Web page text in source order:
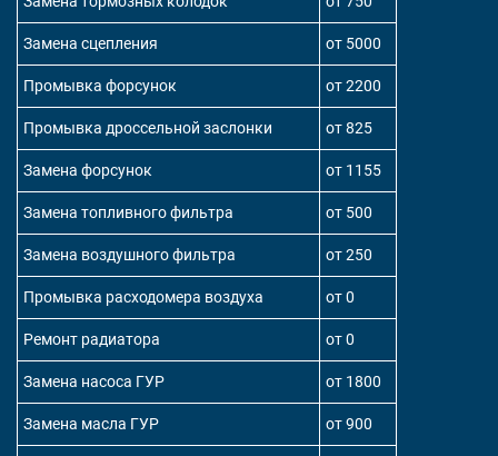
Замена сцепления от 5000
Промывка форсунок от 2200
Промывка дроссельной заслонки от 825
Замена форсунок от 1155
Замена топливного фильтра от 500
Замена воздушного фильтра от 250
Промывка расходомера воздуха от 0
Ремонт радиатора от 0
Замена насоса ГУР от 1800
Замена масла ГУР от 900